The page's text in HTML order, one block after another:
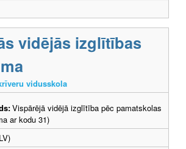
vidējās izglītības
vidusskola
Vispārējā vidējā izglītība pēc pamatskolas
ar kodu 31)